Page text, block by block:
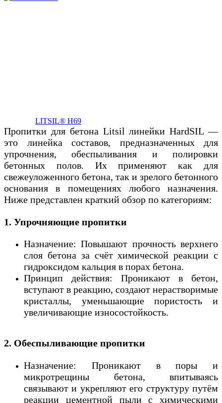
LITSIL® H69
Пропитки для бетона Litsil линейки HardSIL —
это линейка составов, предназначенных для
упрочнения, обеспыливания и полировки
бетонных полов. Их применяют как для
свежеуложенного бетона, так и зрелого бетонного
основания в помещениях любого назначения.
Ниже представлен краткий обзор по категориям:
1. Упрочняющие пропитки
Назначение: Повышают прочность верхнего
слоя бетона за счёт химической реакции с
гидроксидом кальция в порах бетона.
Принцип действия: Проникают в бетон,
вступают в реакцию, создают нерастворимые
кристаллы, уменьшающие пористость и
увеличивающие износостойкость.
2. Обеспыливающие пропитки
Назначение: Проникают в поры и
микротрещины бетона, впитываясь
связывают и укрепляют его структуру путём
реакции цементной пыли с химическими